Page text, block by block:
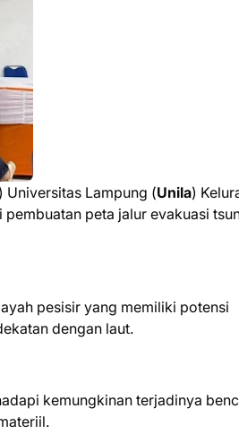
) Universitas Lampung (Unila)
peta jalur evakuasi
pesisir yang memiliki potensi
dengan laut.
kemungkinan terjadinya